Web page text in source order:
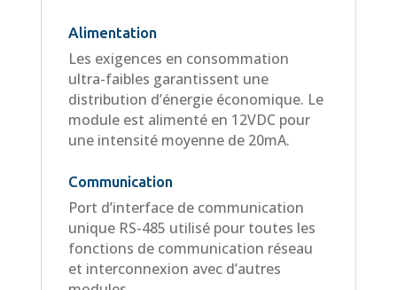
Alimentation
Les exigences en consommation
ultra-faibles garantissent une
distribution d’énergie économique. Le
module est alimenté en 12VDC pour
une intensité moyenne de 20mA.
Communication
Port d’interface de communication
unique RS-485 utilisé pour toutes les
fonctions de communication réseau
et interconnexion avec d’autres